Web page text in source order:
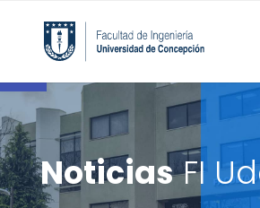
Open toolbar
NoticiasFI